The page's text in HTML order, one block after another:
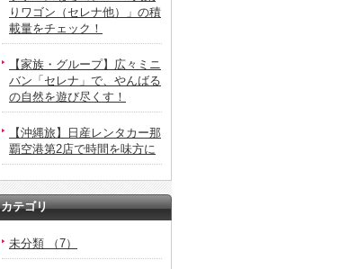
りワゴン（セレナ他）」の積
載量をチェック！
【家族・グループ】広々ミニ
バン「セレナ」で、やんばる
の自然を遊び尽くす！
【沖縄旅】日産レンタカー那
覇空港第2店で時間を味方に
カテゴリ
未分類 （7）